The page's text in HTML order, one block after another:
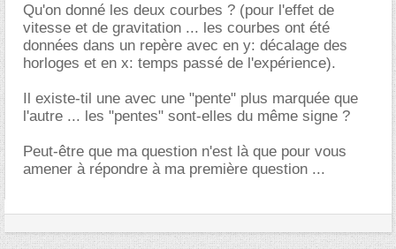
Qu'on donné les deux courbes ? (pour l'effet de
vitesse et de gravitation ... les courbes ont été
données dans un repère avec en y: décalage des
horloges et en x: temps passé de l'expérience).
Il existe-til une avec une "pente" plus marquée que
l'autre ... les "pentes" sont-elles du même signe ?
Peut-être que ma question n'est là que pour vous
amener à répondre à ma première question ...